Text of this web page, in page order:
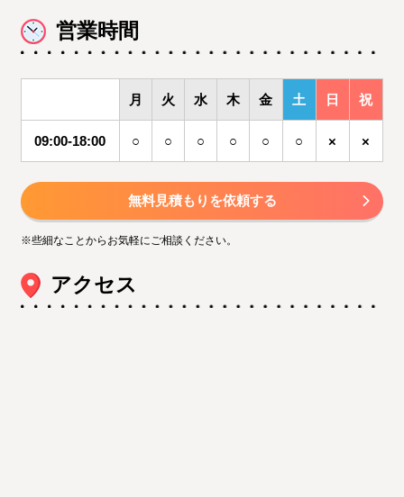
営業時間
月 火 水 木 金 土 日 祝
09:00-18:00 ○ ○ ○ ○ ○ ○ × ×
無料見積もりを依頼する
※些細なことからお気軽にご相談ください。
アクセス